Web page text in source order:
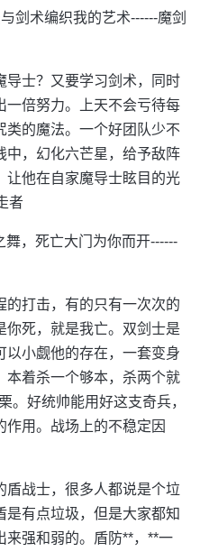
剑术编织我的艺术------魔剑
导士？又要学习剑术，同时
一倍努力。上天不会亏待每
类的魔法。一个好团队少不
中，幻化六芒星，给予敌阵
让他在自家魔导士眩目的光
者
，死亡大门为你而开------
的打击，有的只有一次次的
你死，就是我亡。双剑士是
以小觑他的存在，一套变身
本着杀一个够本，杀两个就
。好统帅能用好这支奇兵，
用。战场上的不稳定因
盾战士，很多人都说是个垃
有点垃圾，但是大家都知
来强和弱的。盾防**，**一